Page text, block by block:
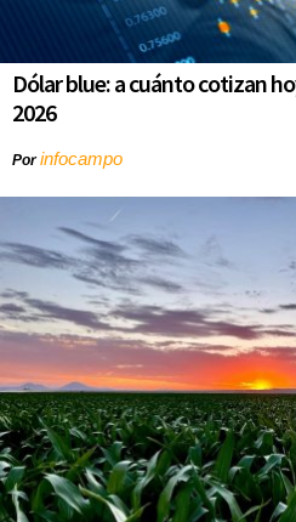
Dólar blue: a cuánto cotizan
2026
Porinfocampo